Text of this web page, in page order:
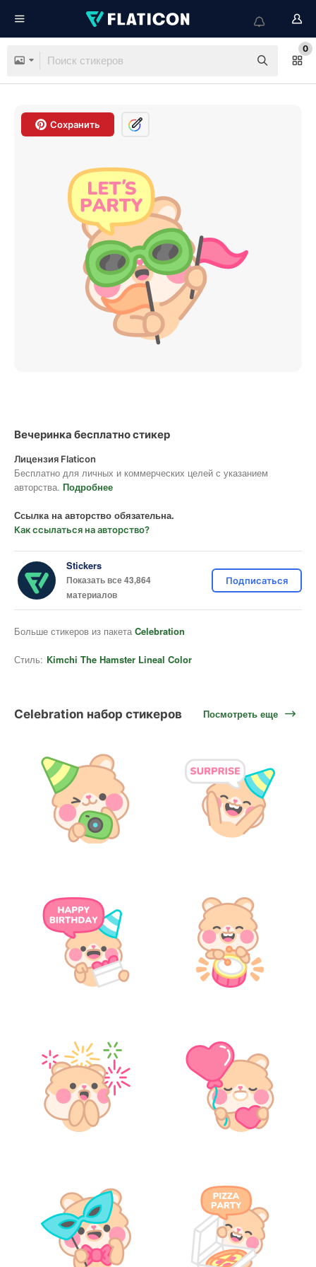
0
Сохранить
Вечеринка бесплатно стикер
Лицензия Flaticon
Бесплатно для личных и коммерческих целей с указанием
авторства. Подробнее
Ссылка на авторство обязательна.
Как ссылаться на авторство?
Stickers
Показать все 43,864
материалов
Подписаться
Больше стикеров из пакета Celebration
Стиль: Kimchi The Hamster Lineal Color
Celebration набор стикеров Посмотреть еще